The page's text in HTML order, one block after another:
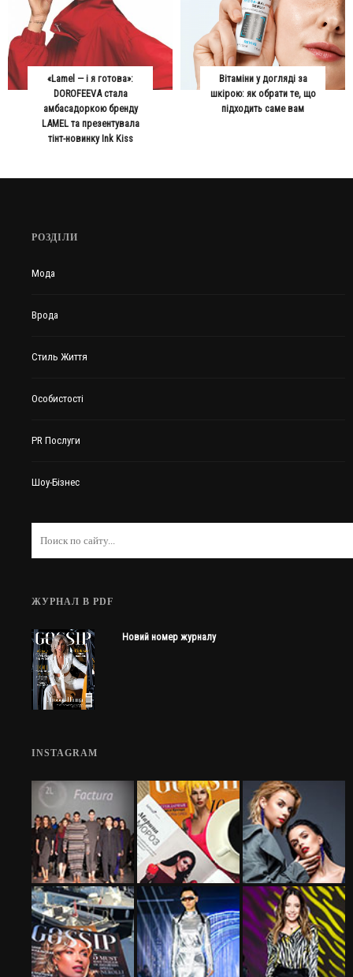
«Lamel — і я готова»:
DOROFEEVA стала
амбасадоркою бренду
LAMEL та презентувала
тінт-новинку Ink Kiss
Вітаміни у догляді за
шкірою: як обрати те, що
підходить саме вам
РОЗДІЛИ
Мода
Врода
Стиль Життя
Особистості
PR Послуги
Шоу-Бізнес
ЖУРНАЛ В PDF
Новий номер журналу
INSTAGRAM